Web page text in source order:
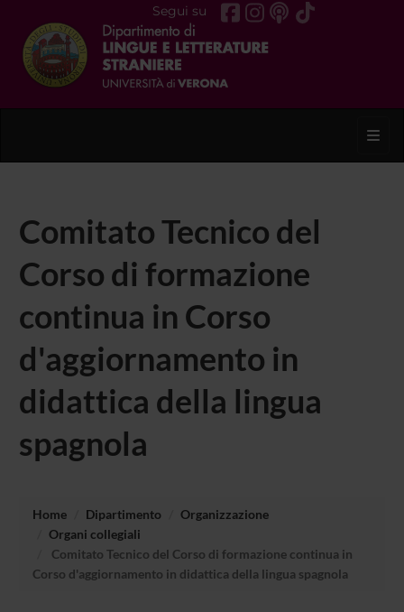
Segui su
Comitato Tecnico del
Corso di formazione
continua in Corso
d'aggiornamento in
didattica della lingua
spagnola
Home Dipartimento
Organizzazione
Organi collegiali
Comitato Tecnico del Corso di formazione continua in
Corso d'aggiornamento in didattica della lingua spagnola